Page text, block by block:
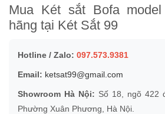
Mua Két sắt Bofa
hãng tại Két Sắt 99
Hotline / Zalo: 097.573.9381
Email: ketsat99@gmail.com
Showroom Hà Nội: Số 18, ngõ 422
Phường Xuân Phương, Hà Nội.